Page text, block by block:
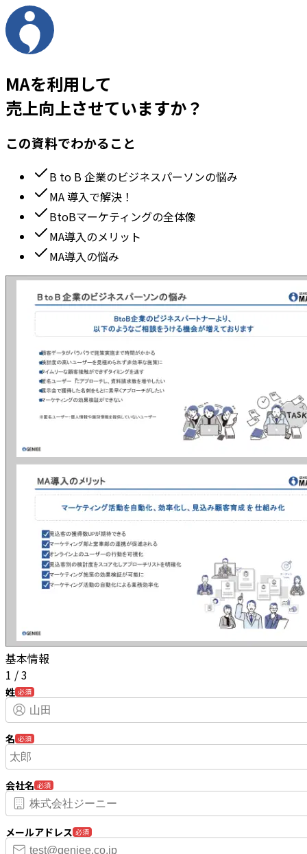
MAを利用して
売上向上させていますか？
この資料でわかること
B to B 企業のビジネスパーソンの悩み
MA 導入で解決！
BtoBマーケティングの全体像
MA導入のメリット
MA導入の悩み
基本情報
1 /3
姓 必須
名 必須
会社名 必須
メールアドレス 必須